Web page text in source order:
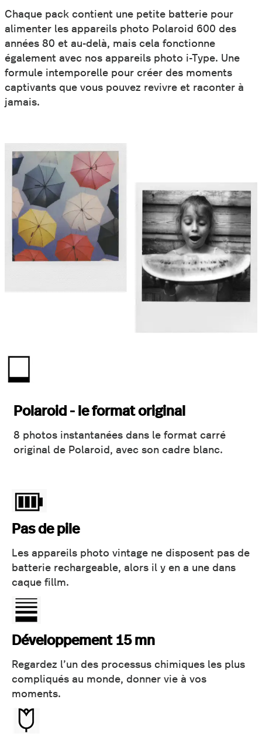
Chaque pack contient une petite batterie pour
alimenter les appareils photo Polaroid 600 des
années 80 et au-delà, mais cela fonctionne
également avec nos appareils photo i-Type. Une
formule intemporelle pour créer des moments
captivants que vous pouvez revivre et raconter à
jamais.
Polaroid - le format original
8 photos instantanées dans le format carré
original de Polaroid, avec son cadre blanc.
Pas de pile
Les appareils photo vintage ne disposent pas de
batterie rechargeable, alors il y en a une dans
caque fillm.
Développement 15 mn
Regardez l’un des processus chimiques les plus
compliqués au monde, donner vie à vos
moments.